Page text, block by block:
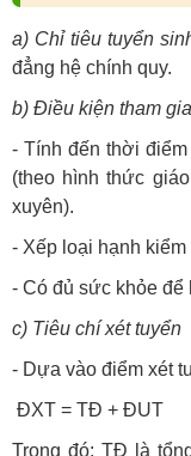
a) Chỉ tiêu tuyển
đẳng hệ chính quy.
b) Điều kiện tham
- Tính đến thời
(theo hình thức
xuyên).
- Xếp loại hạnh
- Có đủ sức khỏe để
c) Tiêu chí xét tuyển
- Dựa vào điểm xét
ĐXT = TĐ + ĐUT
Trong đó: TĐ là